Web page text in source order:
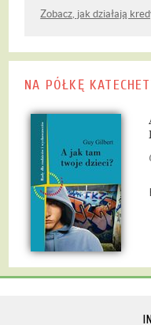
Zobacz, jak działają
NA PÓŁKĘ